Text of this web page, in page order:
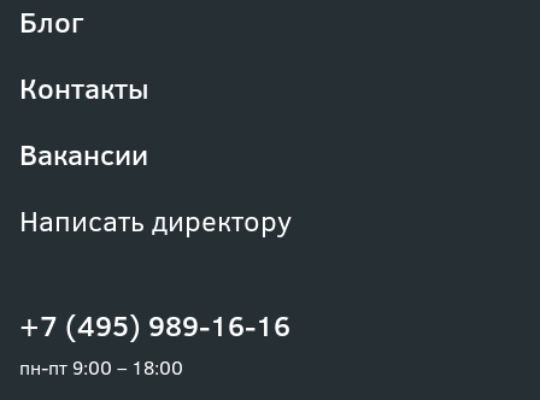
+7 (495) 989-16-16
пн-пт 9:00 – 18:00
Блог
Контакты
Вакансии
Написать директору